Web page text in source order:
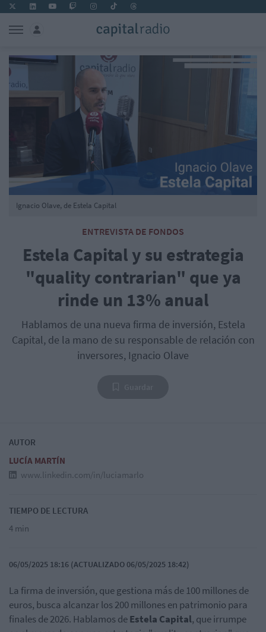
ENTREVISTA DE FONDOS
Estela Capital y su estrategia
"quality contrarian" que ya
rinde un 13% anual
Hablamos de una nueva firma de inversión, Estela
Capital, de la mano de su responsable de relación con
inversores, Ignacio Olave
Ignacio Olave, de Estela Capital
AUTOR
LUCÍA MARTÍN
www.linkedin.com/in/luciamarlo
TIEMPO DE LECTURA
4 min
06/05/2025 18:16 (ACTUALIZADO 06/05/2025 18:42)
La firma de inversión, que gestiona más de 100 millones de
euros, busca alcanzar los 200 millones en patrimonio para
finales de 2026. Hablamos deEstela Capital, que irrumpe